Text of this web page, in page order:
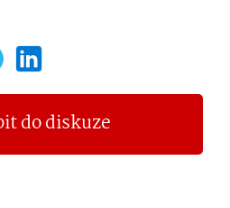
do diskuze